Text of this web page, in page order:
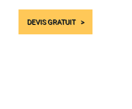
DEVIS GRATUIT